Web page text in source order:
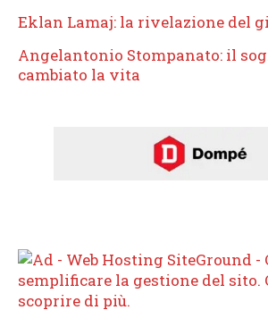
Eklan Lamaj: la rivelazione del
Angelantonio Stompanato: il
cambiato la vita